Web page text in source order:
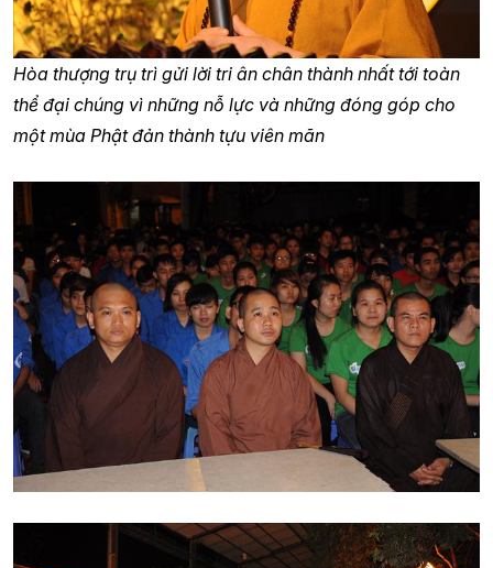
Hòa thượng trụ trì gửi lời tri ân chân thành nhất tới toàn
thể đại chúng vì những nỗ lực và những đóng góp cho
một mùa Phật đản thành tựu viên mãn